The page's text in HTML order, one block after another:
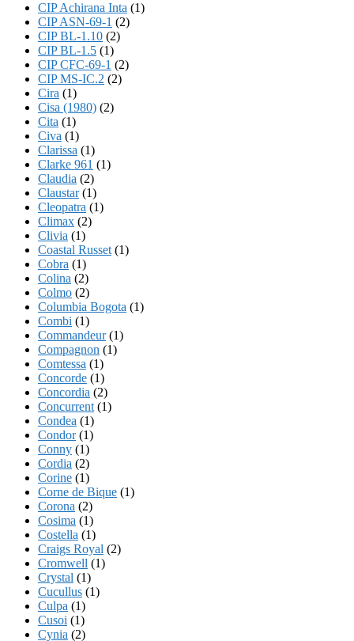
CIP Achirana Inta (1)
CIP ASN-69-1 (2)
CIP BL-1.10 (2)
CIP BL-1.5 (1)
CIP CFC-69-1 (2)
CIP MS-IC.2 (2)
Cira (1)
Cisa (1980) (2)
Cita (1)
Civa (1)
Clarissa (1)
Clarke 961 (1)
Claudia (2)
Claustar(1)
Cleopatra (1)
Climax (2)
Clivia (1)
Coastal Russet (1)
Cobra (1)
Colina (2)
Colmo (2)
Columbia Bogota (1)
Combi (1)
Commandeur(1)
Compagnon (1)
Comtessa (1)
Concorde (1)
Concordia (2)
Concurrent (1)
Condea (1)
Condor(1)
Conny (1)
Cordia (2)
Corine (1)
Corne de Bique (1)
Corona (2)
Cosima (1)
Costella (1)
Craigs Royal (2)
Cromwell (1)
Crystal (1)
Cucullus (1)
Culpa (1)
Cusoi (1)
Cynia (2)